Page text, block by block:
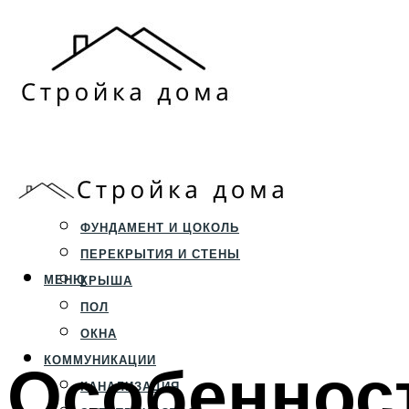
СТРОИТЕЛЬСТВО
ФУНДАМЕНТ И ЦОКОЛЬ
ПЕРЕКРЫТИЯ И СТЕНЫ
КРЫША
ПОЛ
ОКНА
КОММУНИКАЦИИ
КАНАЛИЗАЦИЯ
МЕНЮ